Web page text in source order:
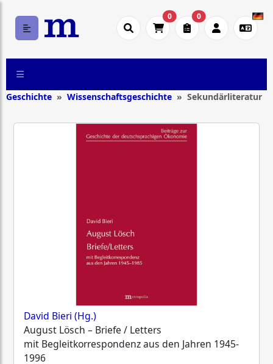
0 0
Geschichte Wissenschaftsgeschichte Sekundärliteratur
David Bieri (Hg.)
August Lösch – Briefe / Letters
mit Begleitkorrespondenz aus den Jahren 1945-
1996